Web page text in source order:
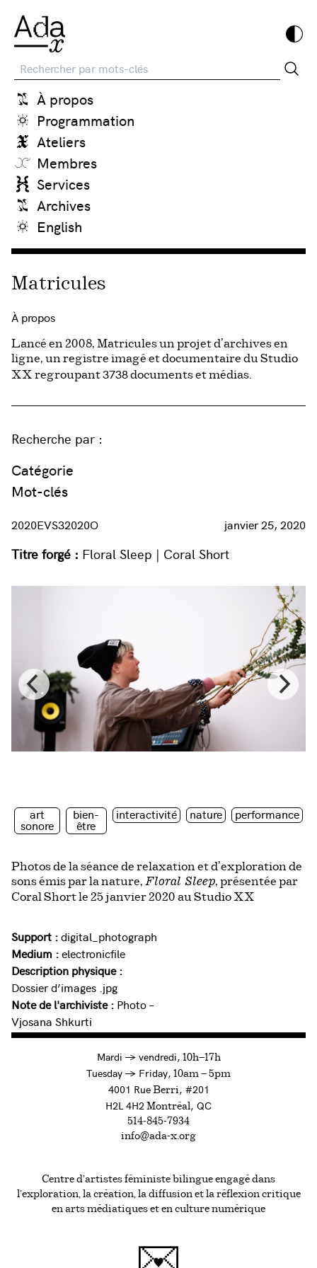
Recherche
À propos
Programmation
Ateliers
Membres
Services
Archives
English
Matricules
À propos
Lancé en 2008, Matricules un projet d’archives en
ligne, un registre imagé et documentaire du Studio
XX regroupant3738documents et médias.
Recherche par :
Catégorie
Mot-clés
2020EVS32020O janvier 25, 2020
Titre forgé : Floral Sleep | Coral Short
art
sonore
bien-
être
interactivité nature performance
Photos de la séance de relaxation et d’exploration de
sons émis par la nature, Floral Sleep, présentée par
Coral Short le 25 janvier 2020 au Studio XX
Support :digital_photograph
Medium :electronicfile
Description physique :
Dossier d’images .jpg
Note de l'archiviste : Photo –
Vjosana Shkurti
Mardi →à
vendredi, 10h—17h
Tuesday →toFriday, 10am — 5pm
4001 RueBerri, #201
H2L 4H2 Montréal, QC
514-845-7934
info@ada-x.org
Centre d’artistes féministe bilingue engagé dans
l’exploration, la création, la diffusion et la réflexion critique
en arts médiatiques et en culture numérique